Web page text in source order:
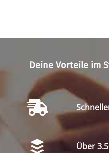
Deine Vorteile im
Über